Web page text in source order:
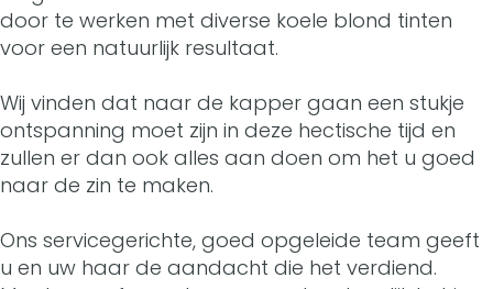
e
l
n
s
r
e
l
l
n
e
i
w
e
l
n
e
n
e
s
s
a
r
w
e
l
l
k
B
l
u
s
h
h
door te werken met diverse koele blond tinten
voor een natuurlijk resultaat.
Wij vinden dat naar de kapper gaan een stukje
ontspanning moet zijn in deze hectische tijd en
zullen er dan ook alles aan doen om het u goed
naar de zin te maken.
Ons servicegerichte, goed opgeleide team geeft
u en uw haar de aandacht die het verdiend.